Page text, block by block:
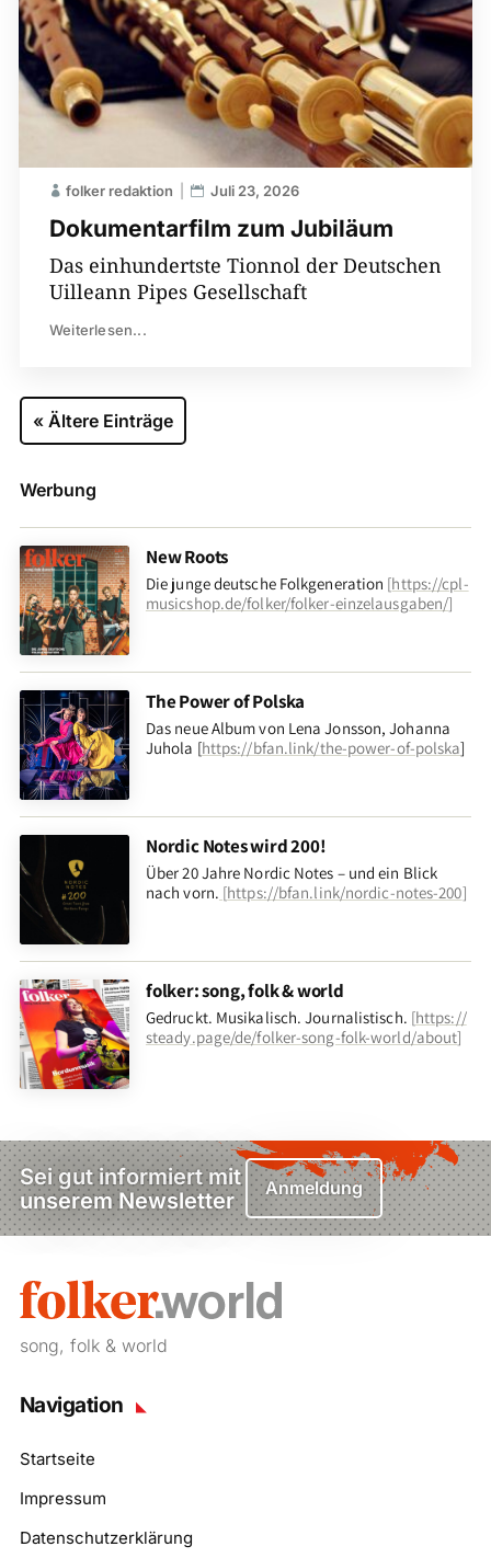
Dokumentarfilm zum Jubiläum
folker redaktion Juli 23, 2026
Das einhundertste Tionnol der Deutschen
Uilleann Pipes Gesellschaft
Weiterlesen...
« Ältere Einträge
Werbung
New Roots
Die junge deutsche Folkgeneration [https://cpl-
musicshop.de/folker/folker-einzelausgaben/]
The Power of Polska
Das neue Album von Lena Jonsson, Johanna
Juhola [https://bfan.link/the-power-of-polska]
Nordic Notes wird 200!
Über 20 Jahre Nordic Notes – und ein Blick
nach vorn. [https://bfan.link/nordic-notes-200]
folker: song, folk & world
Gedruckt. Musikalisch. Journalistisch. [https://
steady.page/de/folker-song-folk-world/about]
Sei gut informiert mit
unserem Newsletter
Anmeldung
song, folk & world
Navigation
Startseite
Impressum
Datenschutzerklärung